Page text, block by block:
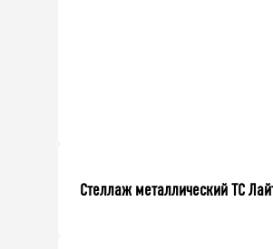
Стеллаж металлический ТС